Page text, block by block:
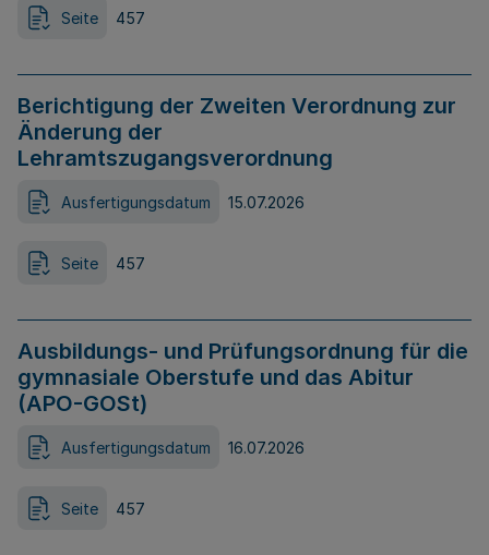
Seite 457
Berichtigung der Zweiten Verordnung zur
Änderung der
Lehramtszugangsverordnung
Ausfertigungsdatum 15.07.2026
Seite 457
Ausbildungs- und Prüfungsordnung für die
gymnasiale Oberstufe und das Abitur
(APO-GOSt)
Ausfertigungsdatum 16.07.2026
Seite 457